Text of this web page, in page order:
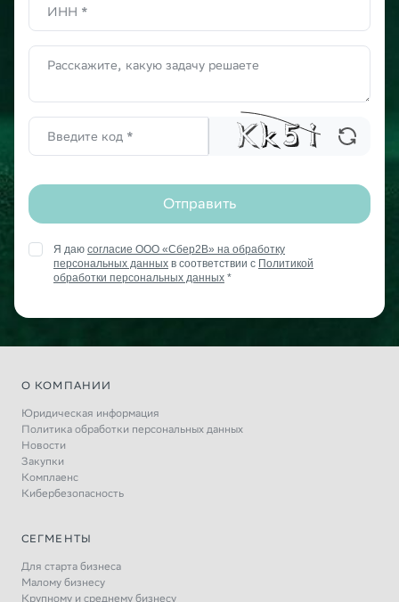
Отправить
Я даю согласие ООО «Сбер2В» на обработку
персональных данных в соответствии с Политикой
обработки персональных данных *
О КОМПАНИИ
Юридическая информация
Политика обработки персональных данных
Новости
Закупки
Комплаенс
Кибербезопасность
СЕГМЕНТЫ
Для старта бизнеса
Малому бизнесу
Крупному и среднему бизнесу